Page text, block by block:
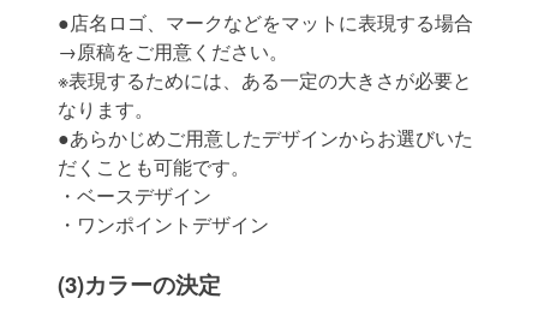
●店名ロゴ、マークなどをマットに表現する場合
→原稿をご用意ください。
※表現するためには、ある一定の大きさが必要と
なります。
●あらかじめご用意したデザインからお選びいた
だくことも可能です。
・ベースデザイン
・ワンポイントデザイン
(3)カラーの決定